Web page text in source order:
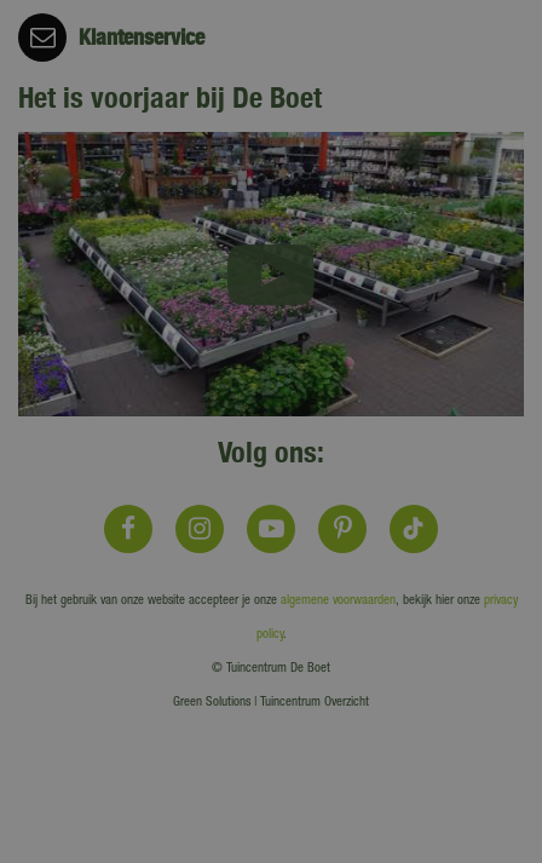
Klantenservice
Het is voorjaar bij De Boet
Volg ons:
Bij het gebruik van onze website accepteer je onze algemene voorwaarden, bekijk hier onze privacy
policy.
© Tuincentrum De Boet
Green Solutions Tuincentrum Overzicht